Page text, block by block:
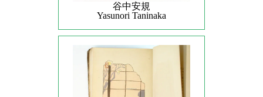
谷中安規
Yasunori Taninaka